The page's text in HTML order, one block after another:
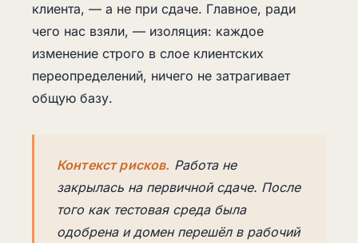
клиента, — а не при сдаче. Главное, ради
чего нас взяли, — изоляция: каждое
изменение строго в слое клиентских
переопределений, ничего не затрагивает
общую базу.
Контекст рисков. Работа не
закрылась на первичной сдаче. После
того как тестовая среда была
одобрена и домен перешёл в рабочий